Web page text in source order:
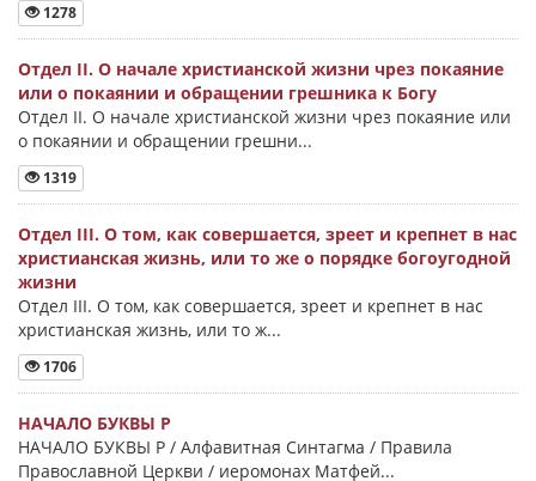
1278
Отдел II. О начале христианской жизни чрез покаяние
или о покаянии и обращении грешника к Богу
Отдел II. О начале христианской жизни чрез покаяние или
о покаянии и обращении грешни...
1319
Отдел III. О том, как совершается, зреет и крепнет в нас
христианская жизнь, или то же о порядке богоугодной
жизни
Отдел III. О том, как совершается, зреет и крепнет в нас
христианская жизнь, или то ж...
1706
НАЧАЛО БУКВЫ Ρ
НАЧАЛО БУКВЫ Ρ / Алфавитная Синтагма / Правила
Православной Церкви / иеромонах Матфей...